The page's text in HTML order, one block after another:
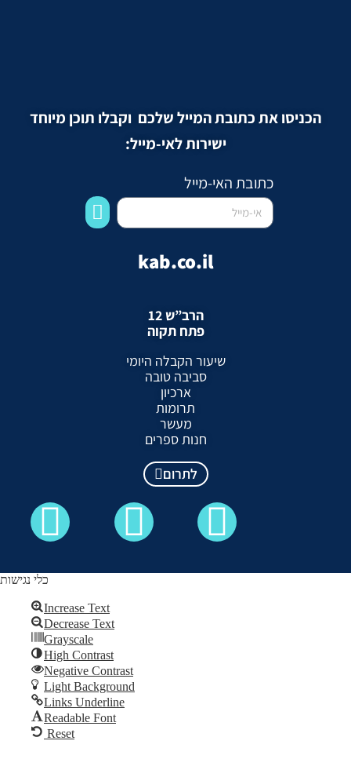
הכניסו את כתובת המייל שלכם וקבלו תוכן מיוחד
ישירות לאי-מייל:
כתובת האי-מייל
kab.co.il
הרב”ש 12
פתח תקוה
שיעור הקבלה היומי
סביבה טובה
ארכיון
תרומות
מעשר
חנות ספרים
לתרום
Skip to content
toolbar
כלי נגישות
Increase Text
Decrease Text
Grayscale
High Contrast
Negative Contrast
Light Background
Links Underline
Readable Font
Reset